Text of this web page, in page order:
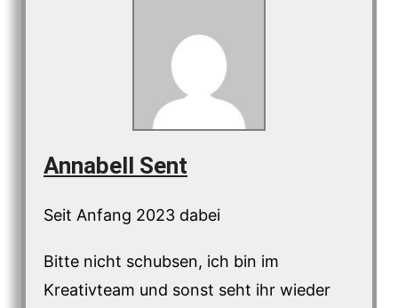
Annabell Sent
Seit Anfang 2023 dabei
Bitte nicht schubsen, ich bin im
Kreativteam und sonst seht ihr wieder